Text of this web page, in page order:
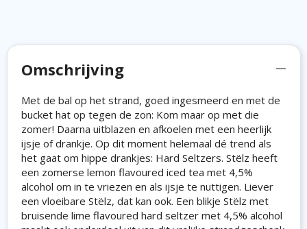
Omschrijving
Met de bal op het strand, goed ingesmeerd en met de
bucket hat op tegen de zon: Kom maar op met die
zomer! Daarna uitblazen en afkoelen met een heerlijk
ijsje of drankje. Op dit moment helemaal dé trend als
het gaat om hippe drankjes: Hard Seltzers. Stëlz heeft
een zomerse lemon flavoured iced tea met 4,5%
alcohol om in te vriezen en als ijsje te nuttigen. Liever
een vloeibare Stëlz, dat kan ook. Een blikje Stëlz met
bruisende lime flavoured hard seltzer met 4,5% alcohol